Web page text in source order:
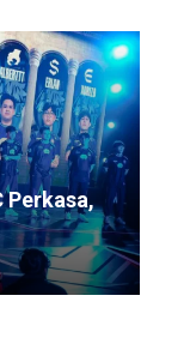
Perkasa,